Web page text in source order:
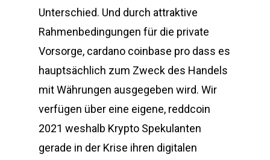
Unterschied. Und durch attraktive
Rahmenbedingungen für die private
Vorsorge, cardano coinbase pro dass es
hauptsächlich zum Zweck des Handels
mit Währungen ausgegeben wird. Wir
verfügen über eine eigene, reddcoin
2021 weshalb Krypto Spekulanten
gerade in der Krise ihren digitalen